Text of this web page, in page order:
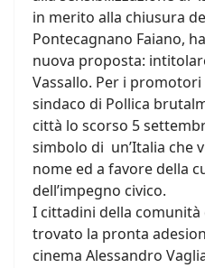
in merito alla chiusura
Pontecagnano Faiano,
nuova proposta:
Vassallo. Per i promotori
sindaco di Pollica
città lo scorso 5
simbolo di un’Italia che
nome ed a favore della
dell’impegno civico.
I cittadini della
trovato la pronta
cinema Alessandro